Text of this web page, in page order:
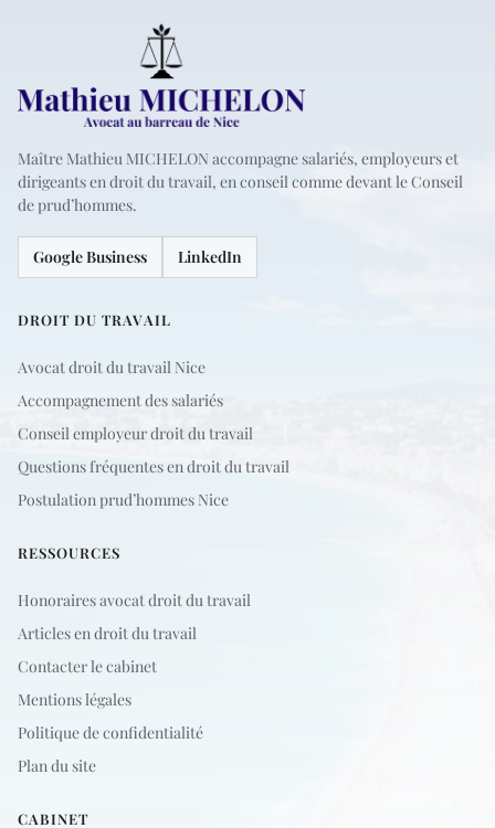
Maître Mathieu MICHELON accompagne salariés, employeurs et
dirigeants en droit du travail, en conseil comme devant le Conseil
de prud’hommes.
Google Business LinkedIn
DROIT DU TRAVAIL
Avocat droit du travail Nice
Accompagnement des salariés
Conseil employeur droit du travail
Questions fréquentes en droit du travail
Postulation prud’hommes Nice
RESSOURCES
Honoraires avocat droit du travail
Articles en droit du travail
Contacter le cabinet
Mentions légales
Politique de confidentialité
Plan du site
CABINET